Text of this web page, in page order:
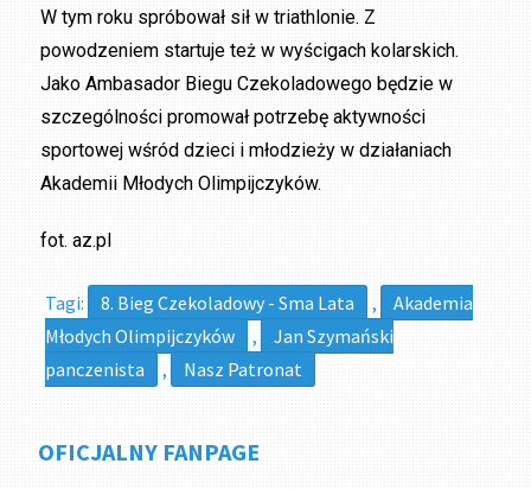
W tym roku spróbował sił w triathlonie. Z
powodzeniem startuje też w wyścigach kolarskich.
Jako Ambasador Biegu Czekoladowego będzie w
szczególności promował potrzebę aktywności
sportowej wśród dzieci i młodzieży w działaniach
Akademii Młodych Olimpijczyków.
fot. az.pl
Tagi: 8. Bieg Czekoladowy - Sma Lata ,
Akademia
Młodych Olimpijczyków
,
Jan Szymański
panczenista
, Nasz Patronat
OFICJALNY FANPAGE